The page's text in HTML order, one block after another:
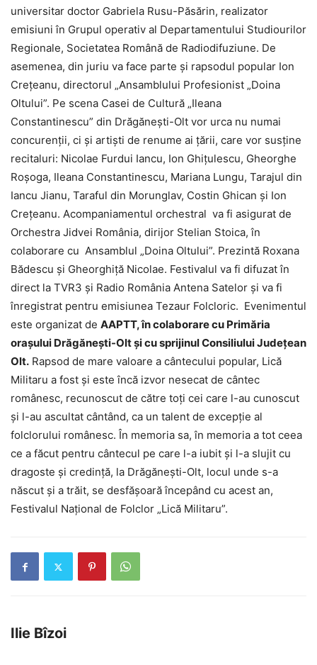
universitar doctor Gabriela Rusu-Păsărin, realizator
emisiuni în Grupul operativ al Departamentului Studiourilor
Regionale, Societatea Română de Radiodifuziune. De
asemenea, din juriu va face parte şi rapsodul popular Ion
Creţeanu, directorul „Ansamblului Profesionist „Doina
Oltului”. Pe scena Casei de Cultură „Ileana
Constantinescu” din Drăgănești-Olt vor urca nu numai
concurenții, ci și artiști de renume ai țării, care vor susține
recitaluri: Nicolae Furdui Iancu, Ion Ghițulescu, Gheorghe
Roșoga, Ileana Constantinescu, Mariana Lungu, Tarajul din
Iancu Jianu, Taraful din Morunglav, Costin Ghican şi Ion
Crețeanu. Acompaniamentul orchestral va fi asigurat de
Orchestra Jidvei România, dirijor Stelian Stoica, în
colaborare cu Ansamblul „Doina Oltului”. Prezintă Roxana
Bădescu şi Gheorghiţă Nicolae. Festivalul va fi difuzat în
direct la TVR3 și Radio România Antena Satelor și va fi
înregistrat pentru emisiunea Tezaur Folcloric. Evenimentul
este organizat de AAPTT, în colaborare cu Primăria
oraşului Drăgăneşti-Olt şi cu sprijinul Consiliului Judeţean
Olt. Rapsod de mare valoare a cântecului popular, Lică
Militaru a fost și este încă izvor nesecat de cântec
românesc, recunoscut de către toți cei care l-au cunoscut
și l-au ascultat cântând, ca un talent de excepție al
folclorului românesc. În memoria sa, în memoria a tot ceea
ce a făcut pentru cântecul pe care l-a iubit și l-a slujit cu
dragoste și credință, la Drăgănești-Olt, locul unde s-a
născut și a trăit, se desfășoară începând cu acest an,
Festivalul Naţional de Folclor „Lică Militaru”.
Ilie Bîzoi